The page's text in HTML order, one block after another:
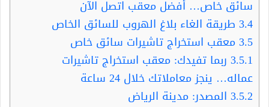
سائق خاص… أفضل معقب اتصل الآن
3.4 طريقة الغاء بلاغ الهروب للسائق الخاص
3.5معقب استخراج تاشيرات سائق خاص
3.5.1 ربما تفيدك: معقب استخراج تاشيرات
عماله… ينجز معاملاتك خلال 24 ساعة
3.5.2 المصدر: مدينة الرياض